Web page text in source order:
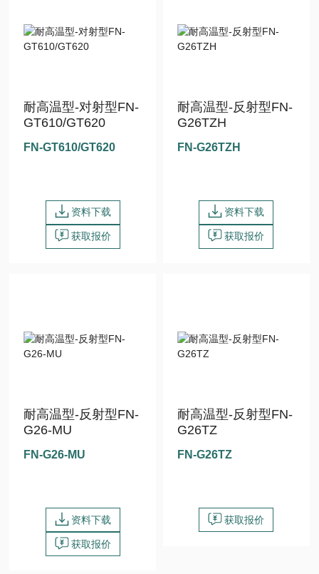
耐高温型-对射型FN-
GT610/GT620
FN-GT610/GT620
资料下载
获取报价
耐高温型-反射型FN-
G26TZH
FN-G26TZH
资料下载
获取报价
耐高温型-反射型FN-
G26-MU
FN-G26-MU
资料下载
获取报价
耐高温型-反射型FN-
G26TZ
FN-G26TZ
获取报价